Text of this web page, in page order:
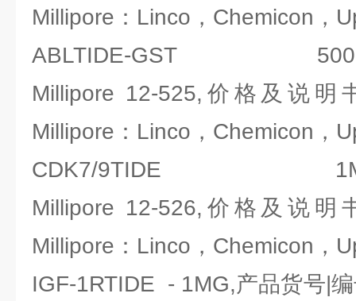
Millipore：Linco，Chemicon，
ABLTIDE-GST 500UG,
Millipore 12-525,价格及说
Millipore：Linco，Chemicon，
CDK7/9TIDE 1MG,
Millipore 12-526,价格及说
Millipore：Linco，Chemicon，
IGF-1RTIDE - 1MG,产品货号|